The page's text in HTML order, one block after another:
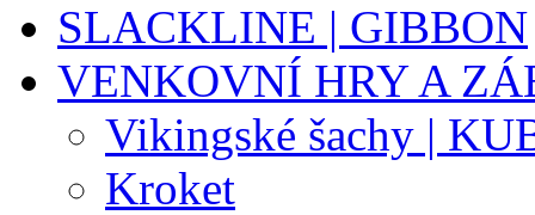
SLACKLINE | GIBBON
VENKOVNÍ HRY A
Vikingské šachy |
Kroket